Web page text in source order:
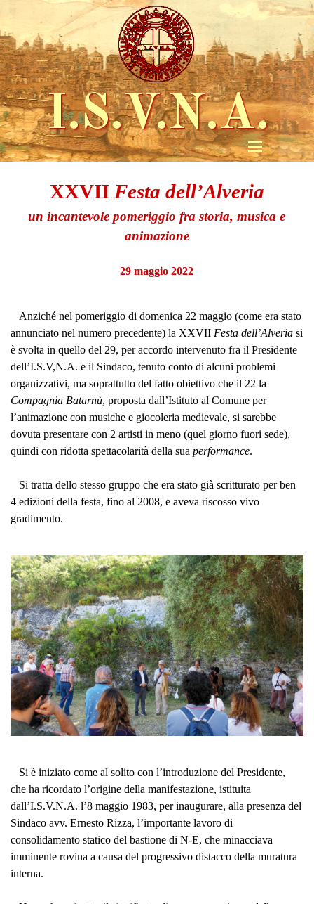
I.S.V.N.A.
XXVII Festa dell’Alveria
un incantevole pomeriggio fra storia, musica e
animazione
29 maggio 2022
Anziché nel pomeriggio di domenica 22 maggio (come era stato
annunciato nel numero precedente) la XXVII Festa dell’Alveria si
è svolta in quello del 29, per accordo intervenuto fra il Presidente
dell’I.S.V,N.A. e il Sindaco, tenuto conto di alcuni problemi
organizzativi, ma soprattutto del fatto obiettivo che il 22 la
Compagnia Batarnù, proposta dall’Istituto al Comune per
l’animazione con musiche e giocoleria medievale, si sarebbe
dovuta presentare con 2 artisti in meno (quel giorno fuori sede),
quindi con ridotta spettacolarità della sua performance.
Si tratta dello stesso gruppo che era stato già scritturato per ben
4 edizioni della festa, fino al 2008, e aveva riscosso vivo
gradimento.
Si è iniziato come al solito con l’introduzione del Presidente,
che ha ricordato l’origine della manifestazione, istituita
dall’I.S.V.N.A. l’8 maggio 1983, per inaugurare, alla presenza del
Sindaco avv. Ernesto Rizza, l’importante lavoro di
consolidamento statico del bastione di N-E, che minacciava
imminente rovina a causa del progressivo distacco della muratura
interna.